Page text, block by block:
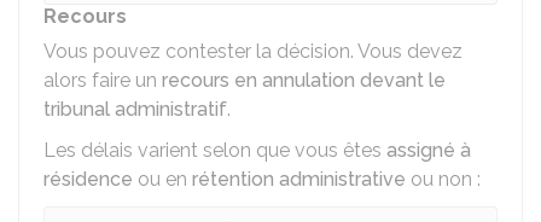
Recours
Vous pouvez contester la décision. Vous devez
alors faire un recours en annulation devant le
tribunal administratif.
Les délais varient selon que vous êtes assigné à
résidence ou en rétention administrative ou non :